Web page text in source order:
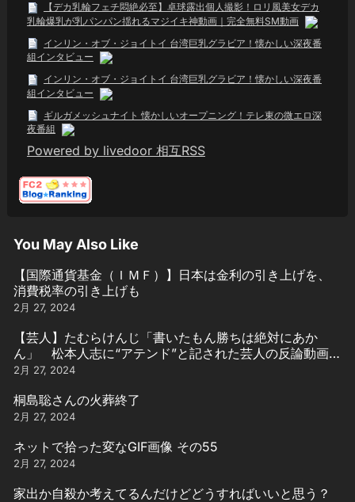
【デカ乳輪フェチ悶絶必至】卓球露出個人撮影！ロリ風美女デカ
乳輪爆乳が乳パンパン揺れるマジイキ神動画｜完全無料SM動画
インリン・オブ・ジョイトイ 台湾巨乳グラビア！懐かしい深夜番
組インタビュー
インリン・オブ・ジョイトイ 台湾巨乳グラビア！懐かしい深夜番
組インタビュー
ギルガメッシュナイト 懐かしいオープニング！テレ東の微エロ深
夜番組
Powered by livedoor 相互RSS
You May Also Like
【国際通貨基金（ＩＭＦ）】日本は金利の引き上げを、
消費税率の引き上げも
2月 27, 2024
【芸人】たむらけんじ「書いたもん勝ちは絶対にあか
ん」 松本人志に“アテンド”と記された芸人の反論動画引
用
2月 27, 2024
桐島聡さんの火葬終了
2月 27, 2024
ネットで拾った変なGIF画像 その55
2月 27, 2024
家出か自殺か考えてるんだけどどうすればいいと思う？